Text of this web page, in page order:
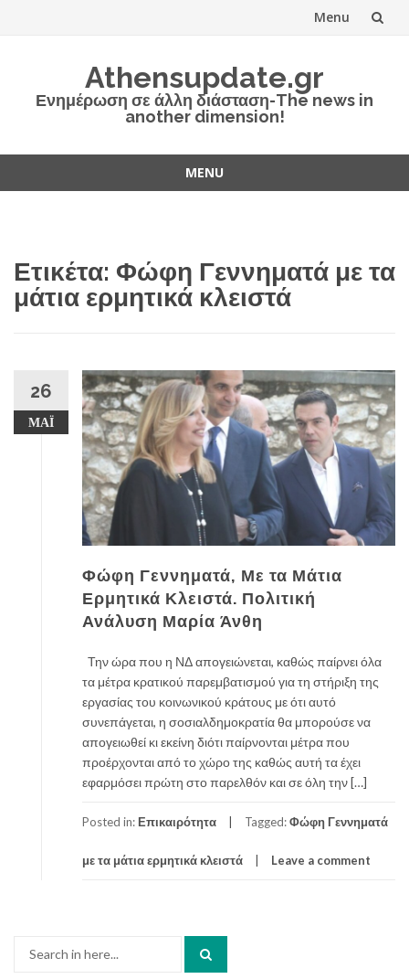
Menu
Athensupdate.gr
Ενημέρωση σε άλλη διάσταση-The news in
another dimension!
MENU
Ετικέτα: Φώφη Γεννηματά με τα
μάτια ερμητικά κλειστά
26
ΜΆΙ
Φώφη Γεννηματά, Με τα Μάτια
Ερμητικά Κλειστά. Πολιτική
Ανάλυση Μαρία Άνθη
Την ώρα που η ΝΔ απογειώνεται, καθώς παίρνει όλα
τα μέτρα κρατικού παρεμβατισμού για τη στήριξη της
εργασίας του κοινωνικού κράτους με ότι αυτό
συνεπάγεται, η σοσιαλδημοκρατία θα μπορούσε να
απογειωθεί κι εκείνη διότι παίρνονται μέτρα που
προέρχονται από το χώρο της καθώς αυτή τα έχει
εφαρμόσει πρώτη στο παρελθόν και σε όλη την […]
Posted in: Επικαιρότητα Tagged:Φώφη Γεννηματά
με τα μάτια ερμητικά κλειστά Leave a comment